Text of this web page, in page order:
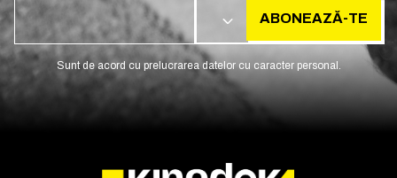
RO ABONEAZĂ-TE
Sunt de acord cu prelucrarea datelor cu caracter personal.